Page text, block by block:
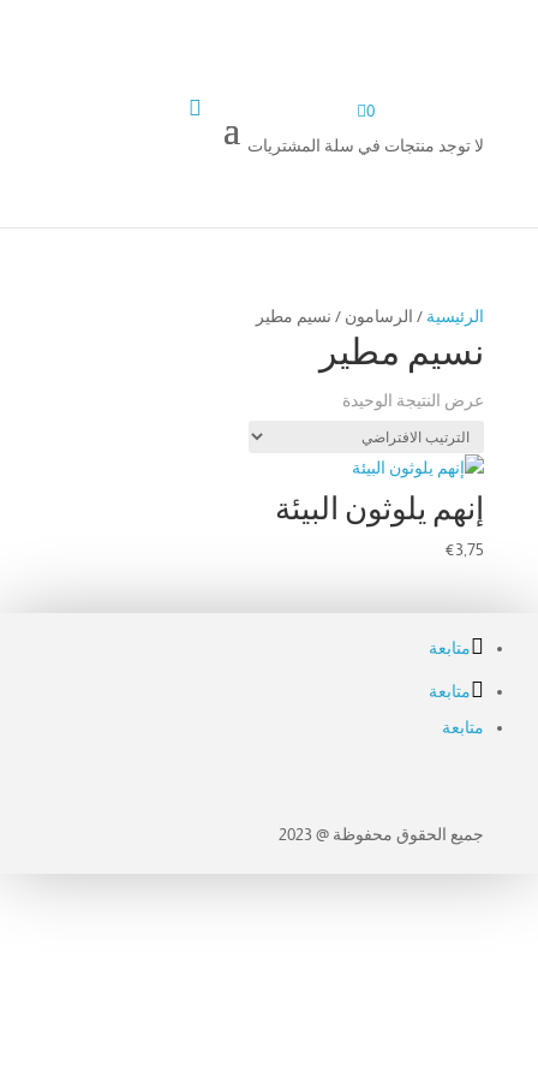
0
لا توجد منتجات في سلة المشتريات

الرئيسية / الرسامون / نسيم مطير
نسيم مطير
عرض النتيجة الوحيدة
إنهم يلوثون البيئة
€3,75
متابعة
متابعة
متابعة
جميع الحقوق محفوظة @ 2023